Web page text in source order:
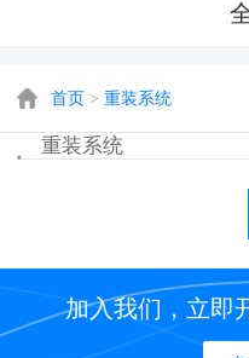
首页 > 重装系统
重装系统
加入我们，立即